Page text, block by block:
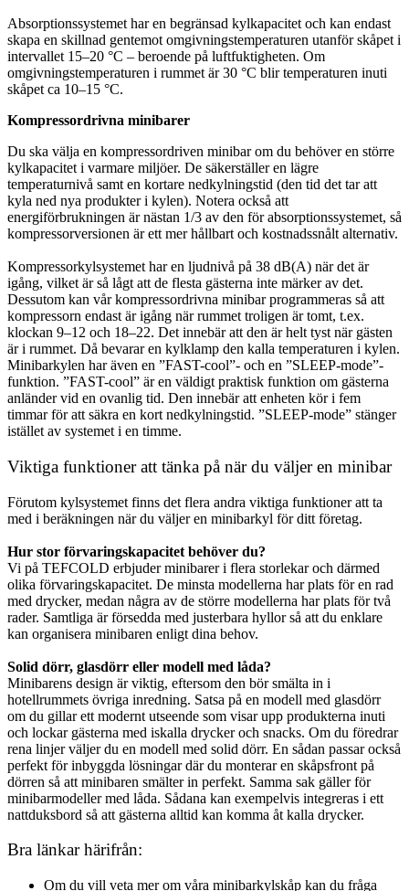
Absorptionssystemet har en begränsad kylkapacitet och kan endast
skapa en skillnad gentemot omgivningstemperaturen utanför skåpet i
intervallet 15–20 °C – beroende på luftfuktigheten. Om
omgivningstemperaturen i rummet är 30 °C blir temperaturen inuti
skåpet ca 10–15 °C.
Kompressordrivna minibarer
Du ska välja en kompressordriven minibar om du behöver en större
kylkapacitet i varmare miljöer. De säkerställer en lägre
temperaturnivå samt en kortare nedkylningstid (den tid det tar att
kyla ned nya produkter i kylen). Notera också att
energiförbrukningen är nästan 1/3 av den för absorptionssystemet, så
kompressorversionen är ett mer hållbart och kostnadssnålt alternativ.
Kompressorkylsystemet har en ljudnivå på 38 dB(A) när det är
igång, vilket är så lågt att de flesta gästerna inte märker av det.
Dessutom kan vår kompressordrivna minibar programmeras så att
kompressorn endast är igång när rummet troligen är tomt, t.ex.
klockan 9–12 och 18–22. Det innebär att den är helt tyst när gästen
är i rummet. Då bevarar en kylklamp den kalla temperaturen i kylen.
Minibarkylen har även en ”FAST-cool”- och en ”SLEEP-mode”-
funktion. ”FAST-cool” är en väldigt praktisk funktion om gästerna
anländer vid en ovanlig tid. Den innebär att enheten kör i fem
timmar för att säkra en kort nedkylningstid. ”SLEEP-mode” stänger
istället av systemet i en timme.
Viktiga funktioner att tänka på när du väljer en minibar
Förutom kylsystemet finns det flera andra viktiga funktioner att ta
med i beräkningen när du väljer en minibarkyl för ditt företag.
Hur stor förvaringskapacitet behöver du?
Vi på TEFCOLD erbjuder minibarer i flera storlekar och därmed
olika förvaringskapacitet. De minsta modellerna har plats för en rad
med drycker, medan några av de större modellerna har plats för två
rader. Samtliga är försedda med justerbara hyllor så att du enklare
kan organisera minibaren enligt dina behov.
Solid dörr, glasdörr eller modell med låda?
Minibarens design är viktig, eftersom den bör smälta in i
hotellrummets övriga inredning. Satsa på en modell med glasdörr
om du gillar ett modernt utseende som visar upp produkterna inuti
och lockar gästerna med iskalla drycker och snacks. Om du föredrar
rena linjer väljer du en modell med solid dörr. En sådan passar också
perfekt för inbyggda lösningar där du monterar en skåpsfront på
dörren så att minibaren smälter in perfekt. Samma sak gäller för
minibarmodeller med låda. Sådana kan exempelvis integreras i ett
nattduksbord så att gästerna alltid kan komma åt kalla drycker.
Bra länkar härifrån:
Om du vill veta mer om våra minibarkylskåp kan du fråga